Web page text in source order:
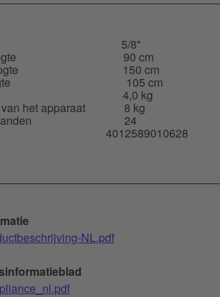
5/8"
90 cm
150 cm
105 cm
4,0 kg
het apparaat 8 kg
24
4012589010628
NL.pdf